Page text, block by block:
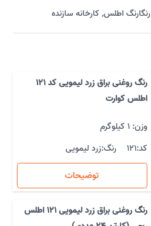
رنگارنگ اطلس, کارخانه سازنده
رنگ روغنی براق زرد لیمویی کد 121
اطلس کوارت
وزن: 1 کیلوگرم
کد:121 رنگ:زرد لیمویی
توضیحات
رنگ روغنی براق زرد لیمویی 121 اطلس